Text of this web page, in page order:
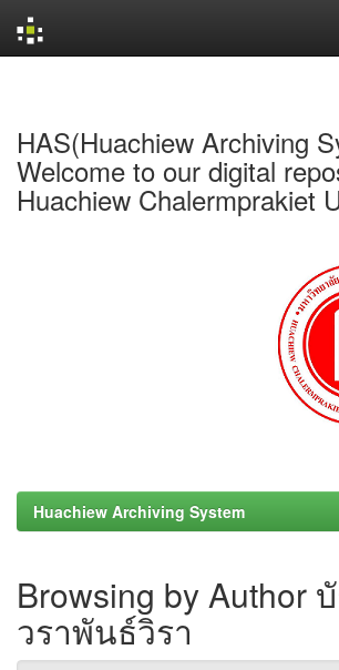
HAS(Huachiew Archiving
Welcome to our digital
Huachiew Chalermprakiet
Huachiew Archiving System
Browsing by Author
วราพันธ์วิรา